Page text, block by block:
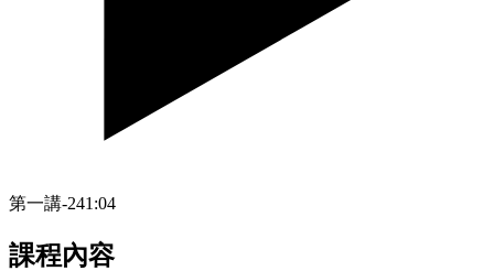
第一講-241:04
課程內容